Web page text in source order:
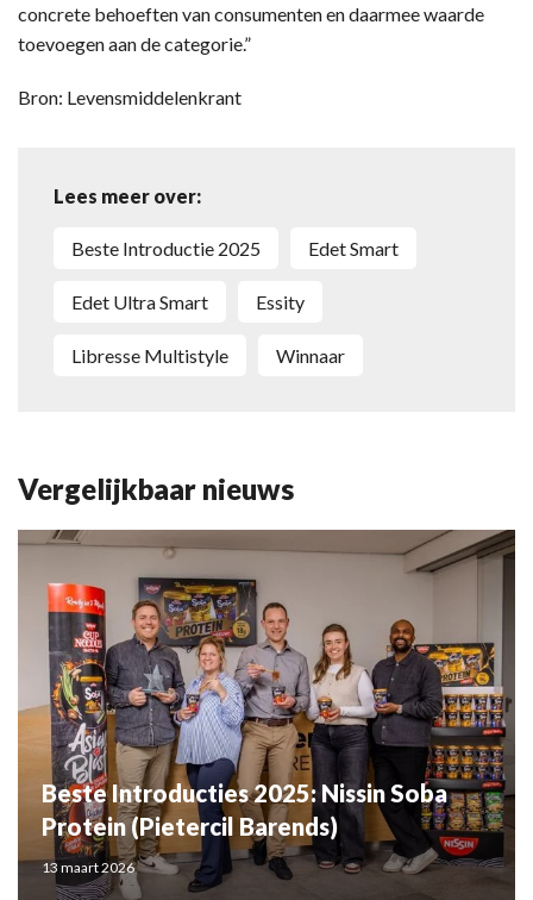
concrete behoeften van consumenten en daarmee waarde
toevoegen aan de categorie.”
Bron: Levensmiddelenkrant
Lees meer over:
Beste Introductie 2025 Edet Smart
Edet Ultra Smart Essity
Libresse Multistyle Winnaar
Vergelijkbaar nieuws
Beste Introducties 2025: Nissin Soba
Protein (Pietercil Barends)
13 maart 2026